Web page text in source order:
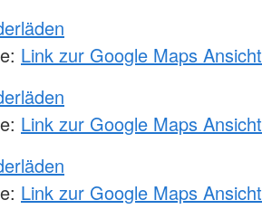
Link zur Google Maps Ansicht
Link zur Google Maps Ansicht
Link zur Google Maps Ansicht